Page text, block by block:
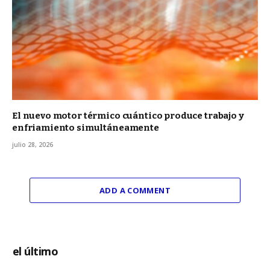
El nuevo motor térmico cuántico produce trabajo y
enfriamiento simultáneamente
julio 28, 2026
ADD A COMMENT
el último